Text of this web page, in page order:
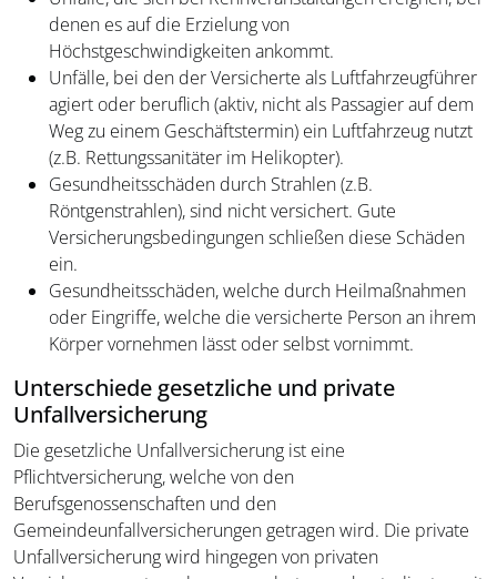
denen es auf die Erzielung von
Höchstgeschwindigkeiten ankommt.
Unfälle, bei den der Versicherte als Luftfahrzeugführer
agiert oder beruflich (aktiv, nicht als Passagier auf dem
Weg zu einem Geschäftstermin) ein Luftfahrzeug nutzt
(z.B. Rettungssanitäter im Helikopter).
Gesundheitsschäden durch Strahlen (z.B.
Röntgenstrahlen), sind nicht versichert. Gute
Versicherungsbedingungen schließen diese Schäden
ein.
Gesundheitsschäden, welche durch Heilmaßnahmen
oder Eingriffe, welche die versicherte Person an ihrem
Körper vornehmen lässt oder selbst vornimmt.
Unterschiede gesetzliche und private
Unfallversicherung
Die gesetzliche Unfallversicherung ist eine
Pflichtversicherung, welche von den
Berufsgenossenschaften und den
Gemeindeunfallversicherungen getragen wird. Die private
Unfallversicherung wird hingegen von privaten